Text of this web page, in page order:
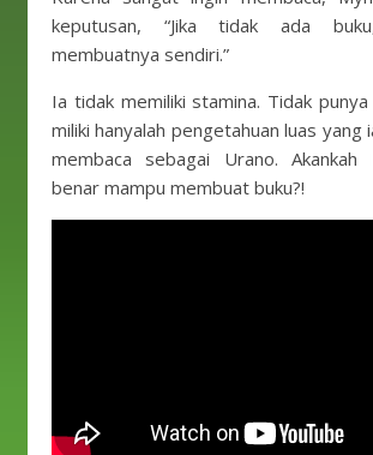
keputusan, “Jika tidak ada
membuatnya sendiri.”
Ia tidak memiliki stamina. Tidak punya
miliki hanyalah pengetahuan luas yang
membaca sebagai Urano. Akankah
benar mampu membuat buku?!